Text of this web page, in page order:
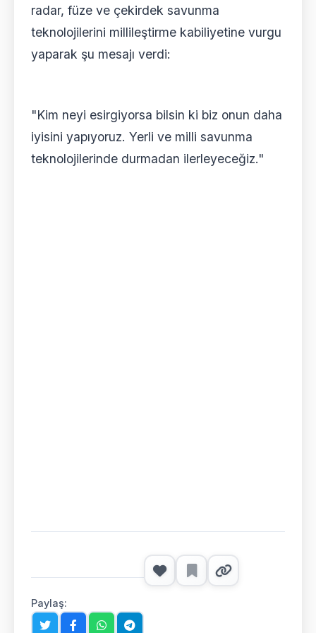
radar, füze ve çekirdek savunma
teknolojilerini millileştirme kabiliyetine vurgu
yaparak şu mesajı verdi:
"Kim neyi esirgiyorsa bilsin ki biz onun daha
iyisini yapıyoruz. Yerli ve milli savunma
teknolojilerinde durmadan ilerleyeceğiz."
Paylaş: